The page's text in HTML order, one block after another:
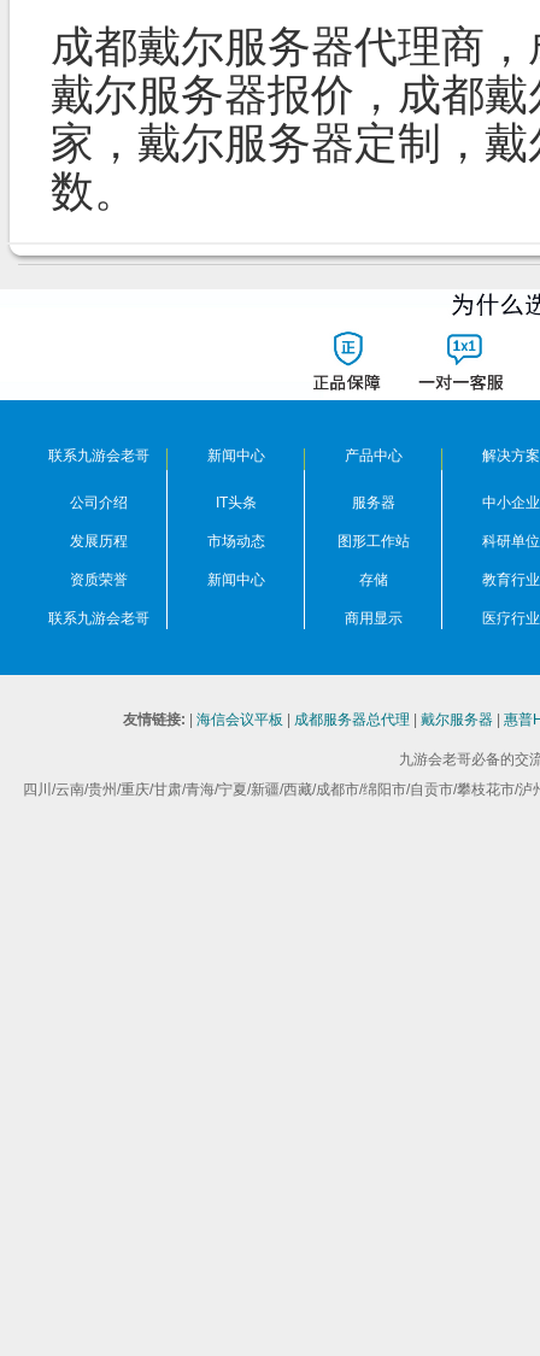
成都戴尔服务器代
戴尔服务器报价，成都
家，戴尔服务器定制，
数。
联系九游会老哥
公司介绍
发展历程
资质荣誉
联系九游会老哥
新闻中心
IT头条
市场动态
新闻中心
产品中心
服务器
图形工作站
存储
商用显示
解决方案
中小企业
科研单位
教育行业
医疗行业
友情链接: |海信会议平板 | 成都服务器总代理 |戴尔服务器 |惠普
九游会老哥必备的
四川/云南/贵州/重庆/甘肃/青海/宁夏/新疆/西藏/成都市/绵阳市/自贡市/攀枝花市/泸州市/